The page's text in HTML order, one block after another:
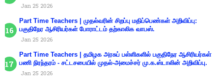
Jan 25 2026
Part Time Teachers | முதல்வரின் சிறப்பு மதிப்பெண்கள் அறிவிப்பு:
பகுதிநேர ஆசிரியர்கள் போராட்டம் தற்காலிக வாபஸ்.
Jan 25 2026
Part Time Teachers | தமிழக அரசுப் பள்ளிகளில் பகுதிநேர ஆசிரியர்கள்
பணி நிரந்தரம் - சட்டசபையில் முதல்-அமைச்சர் மு.க.ஸ்டாலின் அறிவிப்பு.
Jan 25 2026